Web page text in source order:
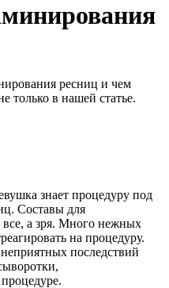
ресниц и чем
только в нашей статье.
знает процедуру под
Составы для
а зря. Много нежных
на процедуру.
последствий